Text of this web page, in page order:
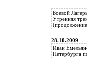
Боевой
Утренняя
28.10.2009
Иван
Петербурга